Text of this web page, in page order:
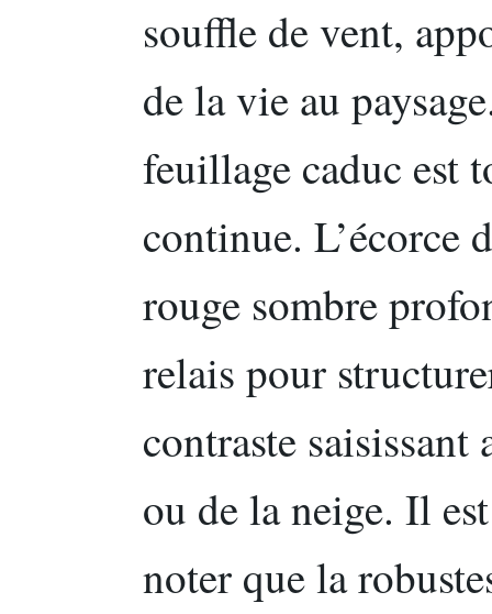
souffle de vent,
de la vie au
feuillage caduc est
continue. L’écorce
rouge sombre
relais pour
contraste
ou de la neige. Il
noter que la